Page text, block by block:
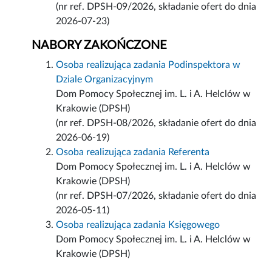
(nr ref. DPSH-09/2026, składanie ofert do dnia
2026-07-23)
NABORY ZAKOŃCZONE
Osoba realizująca zadania Podinspektora w
Dziale Organizacyjnym
Dom Pomocy Społecznej im. L. i A. Helclów w
Krakowie (DPSH)
(nr ref. DPSH-08/2026, składanie ofert do dnia
2026-06-19)
Osoba realizująca zadania Referenta
Dom Pomocy Społecznej im. L. i A. Helclów w
Krakowie (DPSH)
(nr ref. DPSH-07/2026, składanie ofert do dnia
2026-05-11)
Osoba realizująca zadania Księgowego
Dom Pomocy Społecznej im. L. i A. Helclów w
Krakowie (DPSH)